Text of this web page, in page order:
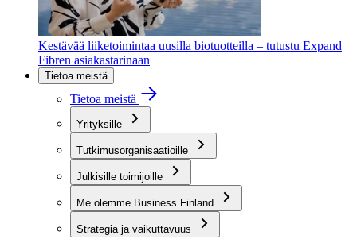
Kestävää liiketoimintaa uusilla biotuotteilla – tutustu Expand
Fibren asiakastarinaan
Tietoa meistä
Tietoa meistä
Yrityksille
Tutkimusorganisaatioille
Julkisille toimijoille
Me olemme Business Finland
Strategia ja vaikuttavuus